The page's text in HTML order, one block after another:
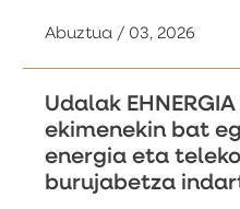
Abuztua / 03, 2026
Udalak
ekimenekin bat
energia eta
burujabetza